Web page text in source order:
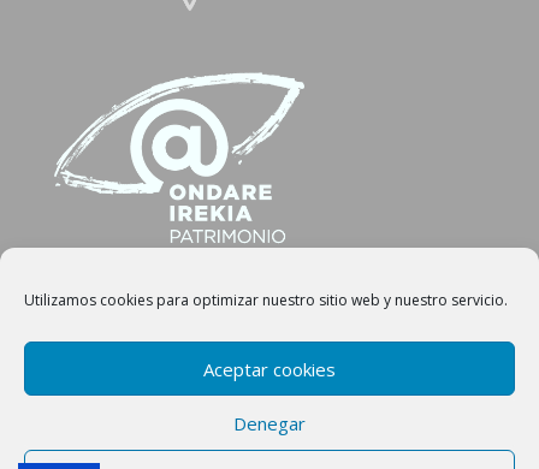
Utilizamos cookies para optimizar nuestro sitio web y nuestro servicio.
Aceptar cookies
Denegar
© Copyright 2016 Image[n], Todos los derechos reservados. Escrito
por:e-Image[n]